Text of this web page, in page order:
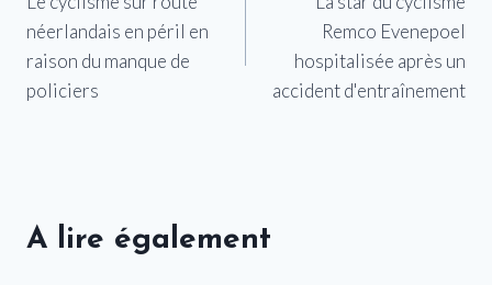
de
l’article
néerlandais en péril en
raison du manque de
policiers
Remco Evenepoel
hospitalisée après un
accident d'entraînement
A lire également